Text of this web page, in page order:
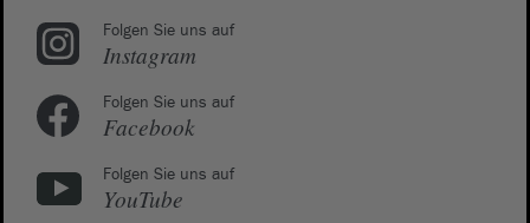
Folgen Sie uns auf
Instagram
Folgen Sie uns auf
Facebook
Folgen Sie uns auf
YouTube